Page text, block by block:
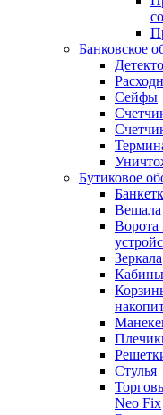
Банковское
Сейфы
Бутиковое
Вешала
Ворота
Зеркала
Стулья
Neo Fix